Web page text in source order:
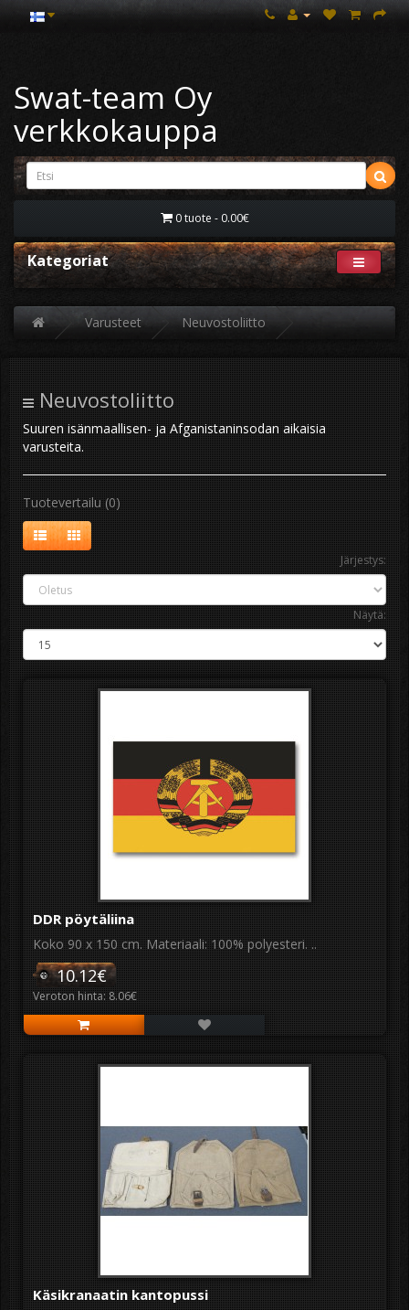
Swat-team Oy
verkkokauppa
0 tuote - 0.00€
Kategoriat
Varusteet Neuvostoliitto
Neuvostoliitto
Suuren isänmaallisen- ja Afganistaninsodan aikaisia
varusteita.
Tuotevertailu (0)
Järjestys:
Näytä:
DDR pöytäliina
Koko 90 x 150 cm. Materiaali: 100% polyesteri. ..
10.12€
Veroton hinta: 8.06€
Käsikranaatin kantopussi